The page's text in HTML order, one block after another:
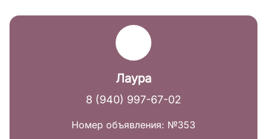
Лаура
8 (940) 997-67-02
Номер объявления: №353